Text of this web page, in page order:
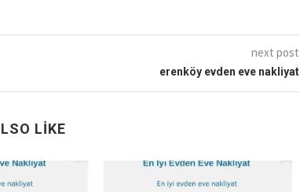
next post
erenköy evden eve nakliyat
LIKE